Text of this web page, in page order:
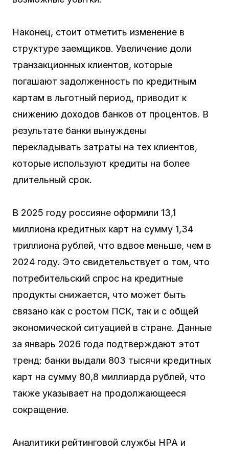
Наконец, стоит отметить изменение в
структуре заемщиков. Увеличение доли
транзакционных клиентов, которые
погашают задолженность по кредитным
картам в льготный период, приводит к
снижению доходов банков от процентов. В
результате банки вынуждены
перекладывать затраты на тех клиентов,
которые используют кредиты на более
длительный срок.
В 2025 году россияне оформили 13,1
миллиона кредитных карт на сумму 1,34
триллиона рублей, что вдвое меньше, чем в
2024 году. Это свидетельствует о том, что
потребительский спрос на кредитные
продукты снижается, что может быть
связано как с ростом ПСК, так и с общей
экономической ситуацией в стране. Данные
за январь 2026 года подтверждают этот
тренд: банки выдали 803 тысячи кредитных
карт на сумму 80,8 миллиарда рублей, что
также указывает на продолжающееся
сокращение.
Аналитики рейтинговой службы НРА и